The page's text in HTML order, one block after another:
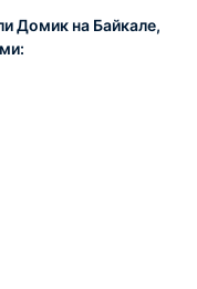
Домик на Байкале,